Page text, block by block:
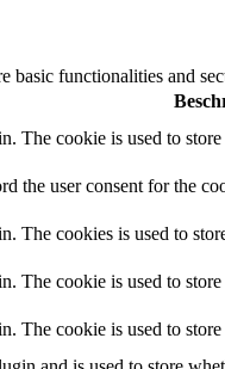
basic functionalities and
The cookie is used to
the user consent for the
The cookies is used to
The cookie is used to
The cookie is used to